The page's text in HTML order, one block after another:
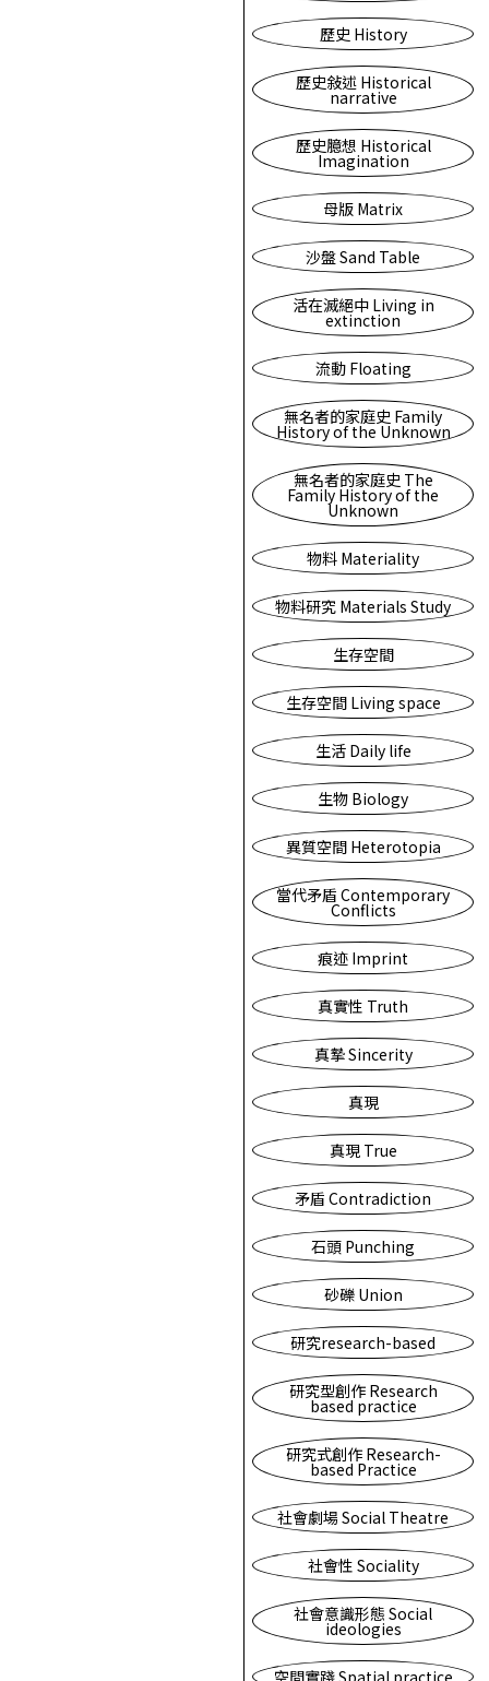
歷史 History
歷史敍述 Historical
narrative
歷史臆想 Historical
Imagination
母版 Matrix
沙盤 Sand Table
活在滅絕中 Living in
extinction
流動 Floating
無名者的家庭史 Family
History of the Unknown
無名者的家庭史 The
Family History of the
Unknown
物料 Materiality
物料研究 Materials Study
生存空間
生存空間 Living space
生活 Daily life
生物 Biology
異質空間 Heterotopia
當代矛盾 Contemporary
Conflicts
痕迹 Imprint
真實性 Truth
真摯 Sincerity
真現
真現 True
矛盾 Contradiction
石頭 Punching
砂礫 Union
研究research-based
研究型創作 Research
based practice
研究式創作 Research-
based Practice
社會劇場 Social Theatre
社會性 Sociality
社會意識形態 Social
ideologies
空間實踐 Spatial practice